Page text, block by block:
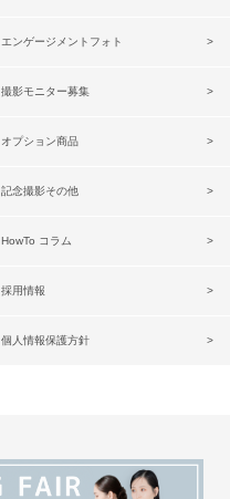
エンゲージメントフォト
撮影モニター募集
オプション商品
記念撮影その他
HowTo コラム
採用情報
個人情報保護方針